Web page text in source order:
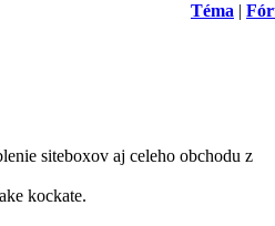
Téma |
siteboxov aj celeho obchodu z
kockate.